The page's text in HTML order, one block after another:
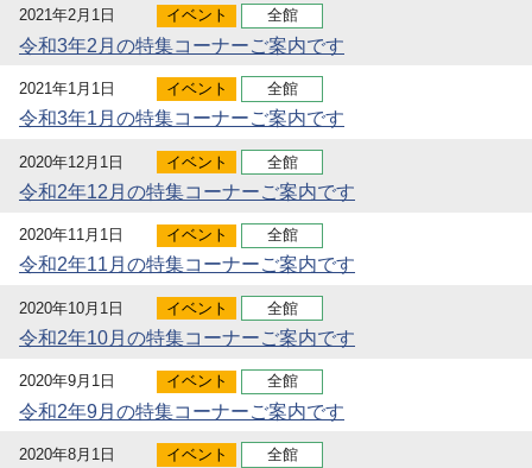
2021年2月1日 イベント 全館
令和3年2月の特集コーナーご案内です
2021年1月1日 イベント 全館
令和3年1月の特集コーナーご案内です
2020年12月1日 イベント 全館
令和2年12月の特集コーナーご案内です
2020年11月1日 イベント 全館
令和2年11月の特集コーナーご案内です
2020年10月1日 イベント 全館
令和2年10月の特集コーナーご案内です
2020年9月1日 イベント 全館
令和2年9月の特集コーナーご案内です
2020年8月1日 イベント 全館